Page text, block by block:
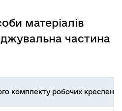
матеріалів
частина
комплекту робочих креслень